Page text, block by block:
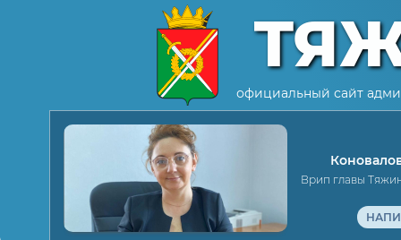
официальный сайт
Врип главы